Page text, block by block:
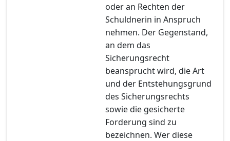
oder an Rechten der
Schuldnerin in Anspruch
nehmen. Der Gegenstand,
an dem das
Sicherungsrecht
beansprucht wird, die Art
und der Entstehungsgrund
des Sicherungsrechts
sowie die gesicherte
Forderung sind zu
bezeichnen. Wer diese